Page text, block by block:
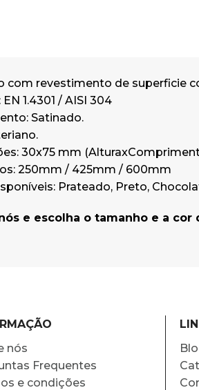
com revestimento de superficie
1.4301 / AISI 304
Satinado.
30x75 mm
250mm / 425mm / 600mm
Prateado, Preto,
e escolha o tamanho e a cor
nós
Frequentes
e condições